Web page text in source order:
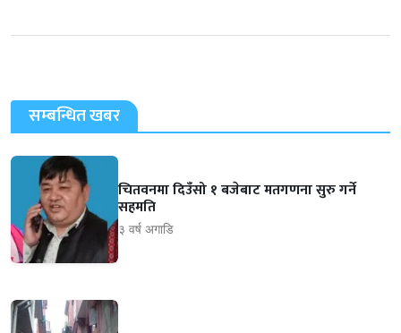
सम्बन्धित खबर
चितवनमा दिउँसो १ बजेबाट मतगणना सुरु गर्ने
सहमति
३ वर्ष अगाडि